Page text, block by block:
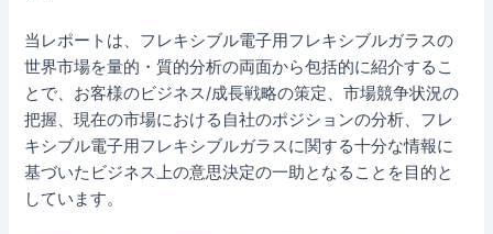
当レポートは、フレキシブル電子用フレキシブルガラスの
世界市場を量的・質的分析の両面から包括的に紹介するこ
とで、お客様のビジネス/成長戦略の策定、市場競争状況の
把握、現在の市場における自社のポジションの分析、フレ
キシブル電子用フレキシブルガラスに関する十分な情報に
基づいたビジネス上の意思決定の一助となることを目的と
しています。